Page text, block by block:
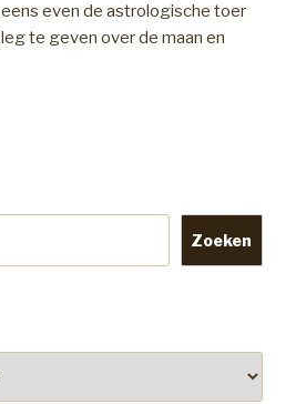
even de astrologische toer
te geven over de maan en
Zoeken